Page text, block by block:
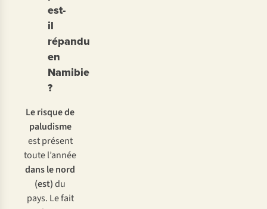
est-
il
répandu
en
Namibie
?
Le risque de
paludisme
est présent
toute l’année
dans le nord
(est)du
pays. Le fait